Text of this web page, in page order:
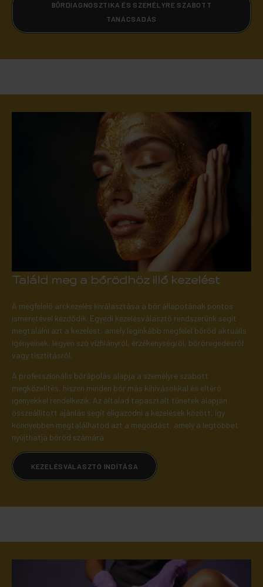
BŐRDIAGNOSZTIKA ÉS SZEMÉLYRE SZABOTT
TANÁCSADÁS
Találd meg a bőrödhöz illő kezelést
A megfelelő arckezelés kiválasztása a bőr állapotának pontos
ismeretével kezdődik. Egyedi kezelésválasztó rendszerünk segít
megtalálni azt a kezelést, amely leginkább megfelel bőröd aktuális
igényeinek, legyen szó vízhiányról, érzékenységről, bőröregedésről
vagy tisztításról.
A professzionális bőrápolás alapja a személyre szabott
megközelítés, hiszen minden bőr más kihívásokkal és eltérő
igényekkel rendelkezik. Az általad tapasztalt tünetek alapján
összeállított ajánlás segít eligazodni a kezelések között, így
könnyebben megtalálhatod azt a megoldást, amely a legtöbbet
nyújthatja bőröd számára.
KEZELÉSVÁLASZTÓ INDÍTÁSA